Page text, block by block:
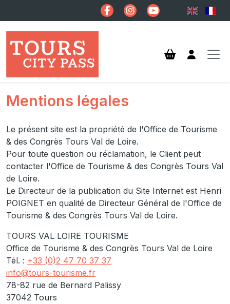
Aller au contenu principal
Mentions légales
Le présent site est la propriété de l'Office de Tourisme
& des Congrès Tours Val de Loire.
Pour toute question ou réclamation, le Client peut
contacter l'Office de Tourisme & des Congrès Tours Val
de Loire.
Le Directeur de la publication du Site Internet est Henri
POIGNET en qualité de Directeur Général de l'Office de
Tourisme & des Congrès Tours Val de Loire.
TOURS VAL LOIRE TOURISME
Office de Tourisme & des Congrès Tours Val de Loire
Tél. : +33 (0)2 47 70 37 37
info@tours-tourisme.fr
78-82 rue de Bernard Palissy
37042 Tours